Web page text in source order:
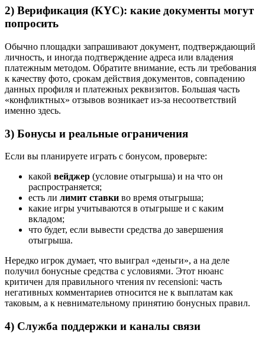
2) Верификация (KYC): какие документы могут
попросить
Обычно площадки запрашивают документ, подтверждающий
личность, и иногда подтверждение адреса или владения
платежным методом. Обратите внимание, есть ли требования
к качеству фото, срокам действия документов, совпадению
данных профиля и платежных реквизитов. Большая часть
«конфликтных» отзывов возникает из-за несоответствий
именно здесь.
3) Бонусы и реальные ограничения
Если вы планируете играть с бонусом, проверьте:
какой вейджер (условие отыгрыша) и на что он
распространяется;
есть ли лимит ставки во время отыгрыша;
какие игры учитываются в отыгрыше и с каким
вкладом;
что будет, если вывести средства до завершения
отыгрыша.
Нередко игрок думает, что выиграл «деньги», а на деле
получил бонусные средства с условиями. Этот нюанс
критичен для правильного чтения nv recensioni: часть
негативных комментариев относится не к выплатам как
таковым, а к невнимательному принятию бонусных правил.
4) Служба поддержки и каналы связи